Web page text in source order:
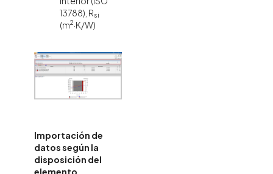
13788), Rsi
(m2·K/W)
Importación de
datos según la
disposición del
elemento